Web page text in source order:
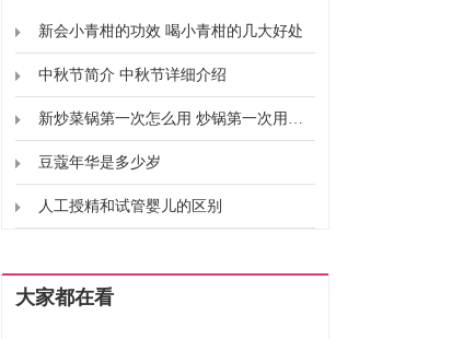
假日免收小型客车通行费实施方
案》规定，高速免费通行的时间
为春节、清明节、劳动节、国庆
上述法定节假日连休日。
新会小青柑的功效 喝小青柑的几大好处
中秋节简介 中秋节详细介绍
新炒菜锅第一次怎么用 炒锅第一次用要怎么弄
豆蔻年华是多少岁
人工授精和试管婴儿的区别
大家都在看